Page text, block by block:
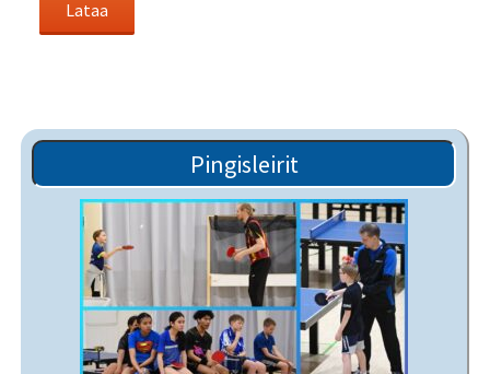
Pingisleirit